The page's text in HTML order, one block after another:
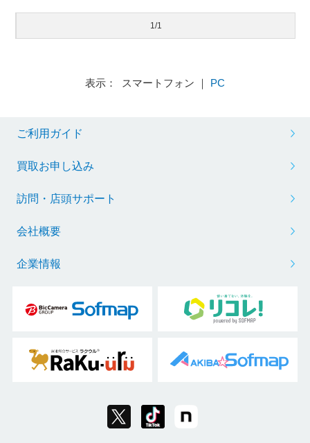
1/1
表示： スマートフォン ｜ PC
ご利用ガイド
買取お申し込み
訪問・店頭サポート
会社概要
企業情報